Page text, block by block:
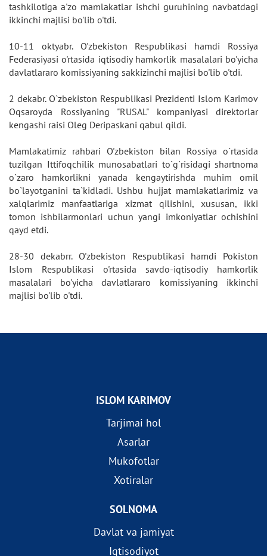
tashkilotiga a'zo mamlakatlar ishchi guruhining navbatdagi
ikkinchi majlisi bo'lib o'tdi.
10-11 oktyabr. O'zbekiston Respublikasi hamdi Rossiya
Federasiyasi o'rtasida iqtisodiy hamkorlik masalalari bo'yicha
davlatlararo komissiyaning sakkizinchi majlisi bo'lib o'tdi.
2 dekabr. O`zbekiston Respublikasi Prezidenti Islom Karimov
Oqsaroyda Rossiyaning "RUSAL" kompaniyasi direktorlar
kengashi raisi Oleg Deripaskani qabul qildi.
Mamlakatimiz rahbari O'zbekiston bilan Rossiya o`rtasida
tuzilgan Ittifoqchilik munosabatlari to`g`risidagi shartnoma
o`zaro hamkorlikni yanada kengaytirishda muhim omil
bo`layotganini ta`kidladi. Ushbu hujjat mamlakatlarimiz va
xalqlarimiz manfaatlariga xizmat qilishini, xususan, ikki
tomon ishbilarmonlari uchun yangi imkoniyatlar ochishini
qayd etdi.
28-30 dekabrr. O'zbekiston Respublikasi hamdi Pokiston
Islom Respublikasi o'rtasida savdo-iqtisodiy hamkorlik
masalalari bo'yicha davlatlararo komissiyaning ikkinchi
majlisi bo'lib o'tdi.
ISLOM KARIMOV
Tarjimai hol
Asarlar
Mukofotlar
Xotiralar
SOLNOMA
Davlat va jamiyat
Iqtisodiyot